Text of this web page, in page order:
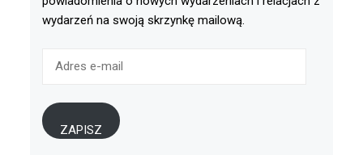
wydarzeń na swoją skrzynkę mailową.
ZAPISZ